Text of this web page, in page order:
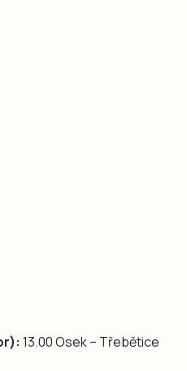
13.00 Osek – Třebětice